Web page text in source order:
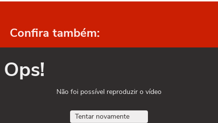
Confira também:
Ops!
Não foi possível reproduzir o vídeo
Tentar novamente